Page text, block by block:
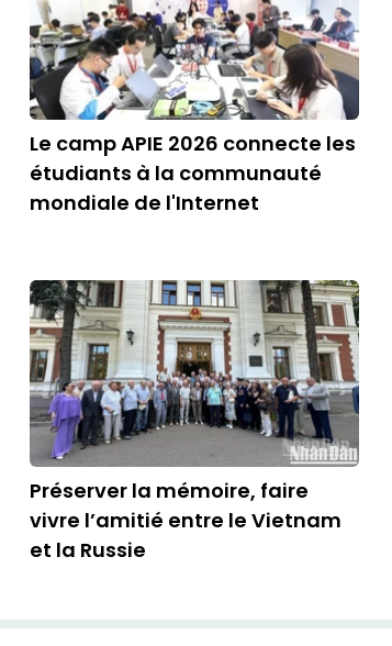
Le camp APIE 2026 connecte les
étudiants à la communauté
mondiale de l'Internet
Préserver la mémoire, faire
vivre l’amitié entre le Vietnam
et la Russie